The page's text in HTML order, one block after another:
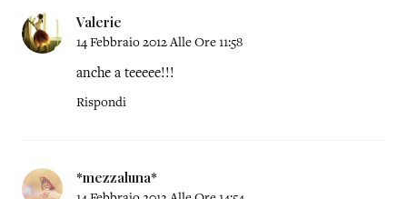
Valerie
14 Febbraio 2012 Alle Ore 11:58
anche a teeeee!!!
Rispondi
*mezzaluna*